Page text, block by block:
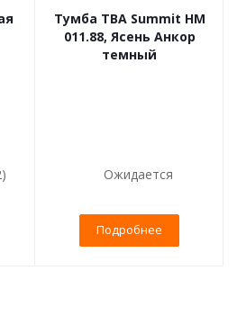
Тумба ТВА Summit НМ
011.88, Ясень Анкор
темный
Ожидается
Подробнее